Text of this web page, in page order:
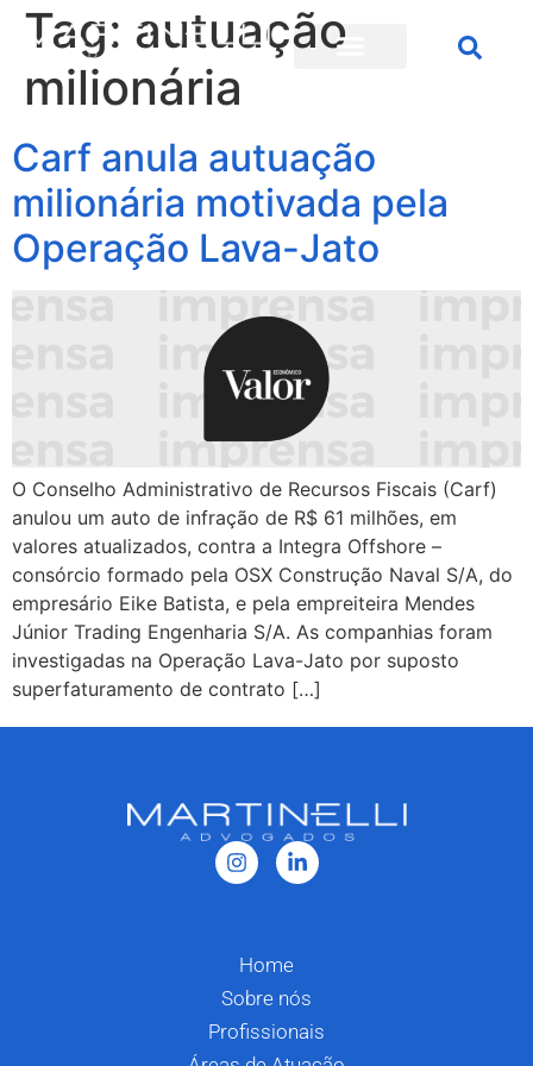
Tag: autuação
milionária
Carf anula autuação
milionária motivada pela
Operação Lava-Jato
O Conselho Administrativo de Recursos Fiscais (Carf)
anulou um auto de infração de R$ 61 milhões, em
valores atualizados, contra a Integra Offshore –
consórcio formado pela OSX Construção Naval S/A, do
empresário Eike Batista, e pela empreiteira Mendes
Júnior Trading Engenharia S/A. As companhias foram
investigadas na Operação Lava-Jato por suposto
superfaturamento de contrato […]
Home
Sobre nós
Profissionais